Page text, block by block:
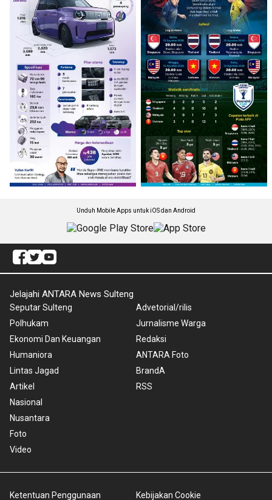
Unduh Mobile Apps untuk iOS dan Android
Jelajahi ANTARA News Sulteng
Seputar Sulteng
Polhukam
Ekonomi Dan Keuangan
Humaniora
Lintas Jagad
Artikel
Nasional
Nusantara
Foto
Video
Advetorial/rilis
Jurnalisme Warga
Redaksi
ANTARA Foto
BrandA
RSS
Ketentuan Penggunaan Kebijakan Cookie